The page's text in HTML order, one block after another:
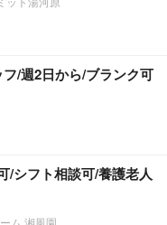
/週2日から/ブランク可
/シフト相談可/養護老人